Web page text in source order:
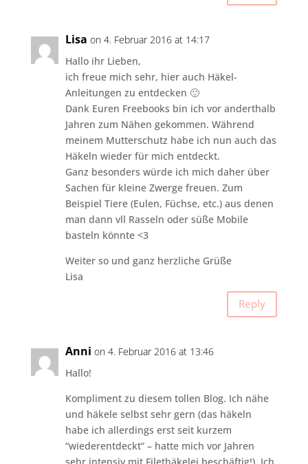
Lisa on 4. Februar 2016 at 14:17
Hallo ihr Lieben,
ich freue mich sehr, hier auch Häkel-
Anleitungen zu entdecken 🙂
Dank Euren Freebooks bin ich vor anderthalb
Jahren zum Nähen gekommen. Während
meinem Mutterschutz habe ich nun auch das
Häkeln wieder für mich entdeckt.
Ganz besonders würde ich mich daher über
Sachen für kleine Zwerge freuen. Zum
Beispiel Tiere (Eulen, Füchse, etc.) aus denen
man dann vll Rasseln oder süße Mobile
basteln könnte <3
Weiter so und ganz herzliche Grüße
Lisa
Reply
Anni on 4. Februar 2016 at 13:46
Hallo!
Kompliment zu diesem tollen Blog. Ich nähe
und häkele selbst sehr gern (das häkeln
habe ich allerdings erst seit kurzem
“wiederentdeckt” – hatte mich vor Jahren
sehr intensiv mit Filethäkelei beschäftig!). Ich